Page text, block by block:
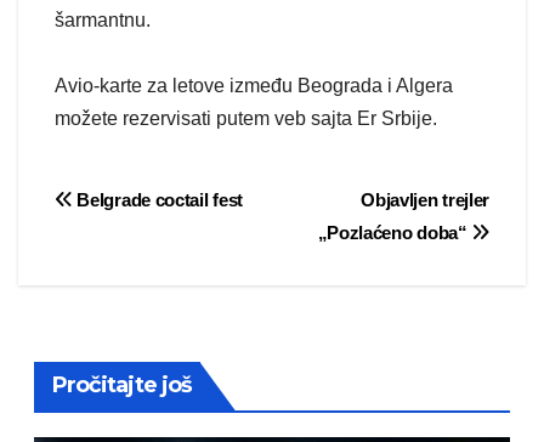
šarmantnu.
Avio-karte za letove između Beograda i Algera
možete rezervisati putem veb sajta Er Srbije.
Post
Objavljen trejler
„Pozlaćeno doba“
Belgrade coctail fest
Pročitajte još